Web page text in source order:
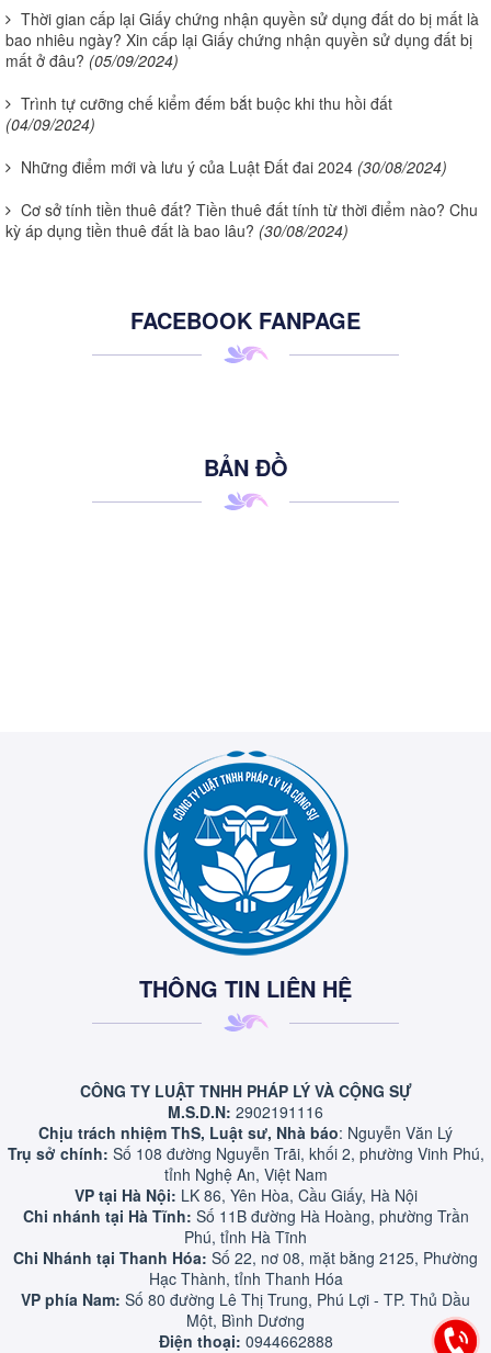
Thời gian cấp lại Giấy chứng nhận quyền sử dụng đất do bị mất là
bao nhiêu ngày? Xin cấp lại Giấy chứng nhận quyền sử dụng đất bị
mất ở đâu? (05/09/2024)
Trình tự cưỡng chế kiểm đếm bắt buộc khi thu hồi đất
(04/09/2024)
Những điểm mới và lưu ý của Luật Đất đai 2024 (30/08/2024)
Cơ sở tính tiền thuê đất? Tiền thuê đất tính từ thời điểm nào? Chu
kỳ áp dụng tiền thuê đất là bao lâu? (30/08/2024)
FACEBOOK FANPAGE
BẢN ĐỒ
THÔNG TIN LIÊN HỆ
CÔNG TY LUẬT TNHH PHÁP LÝ VÀ CỘNG SỰ
M.S.D.N: 2902191116
Chịu trách nhiệm ThS, Luật sư, Nhà báo: Nguyễn Văn Lý
Trụ sở chính: Số 108 đường Nguyễn Trãi, khối 2, phường Vinh Phú,
tỉnh Nghệ An, Việt Nam
VP tại Hà Nội: LK 86, Yên Hòa, Cầu Giấy, Hà Nội
Chi nhánh tại Hà Tĩnh: Số 11B đường Hà Hoàng, phường Trần
Phú, tỉnh Hà Tĩnh
Chi Nhánh tại Thanh Hóa: Số 22, nơ 08, mặt bằng 2125, Phường
Hạc Thành, tỉnh Thanh Hóa
VP phía Nam: Số 80 đường Lê Thị Trung, Phú Lợi - TP. Thủ Dầu
Một, Bình Dương
Điện thoại: 0944662888